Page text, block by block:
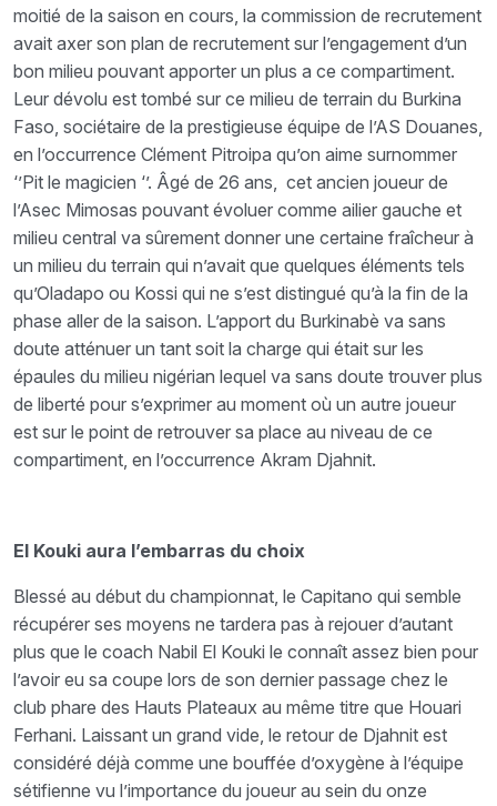
moitié de la saison en cours, la commission de recrutement
avait axer son plan de recrutement sur l’engagement d’un
bon milieu pouvant apporter un plus a ce compartiment.
Leur dévolu est tombé sur ce milieu de terrain du Burkina
Faso, sociétaire de la prestigieuse équipe de l’AS Douanes,
en l’occurrence Clément Pitroipa qu’on aime surnommer
‘’Pit le magicien ‘’. Âgé de 26 ans, cet ancien joueur de
l’Asec Mimosas pouvant évoluer comme ailier gauche et
milieu central va sûrement donner une certaine fraîcheur à
un milieu du terrain qui n’avait que quelques éléments tels
qu’Oladapo ou Kossi qui ne s’est distingué qu’à la fin de la
phase aller de la saison. L’apport du Burkinabè va sans
doute atténuer un tant soit la charge qui était sur les
épaules du milieu nigérian lequel va sans doute trouver plus
de liberté pour s’exprimer au moment où un autre joueur
est sur le point de retrouver sa place au niveau de ce
compartiment, en l’occurrence Akram Djahnit.
El Kouki aura l’embarras du choix
Blessé au début du championnat, le Capitano qui semble
récupérer ses moyens ne tardera pas à rejouer d’autant
plus que le coach Nabil El Kouki le connaît assez bien pour
l’avoir eu sa coupe lors de son dernier passage chez le
club phare des Hauts Plateaux au même titre que Houari
Ferhani. Laissant un grand vide, le retour de Djahnit est
considéré déjà comme une bouffée d’oxygène à l’équipe
sétifienne vu l’importance du joueur au sein du onze